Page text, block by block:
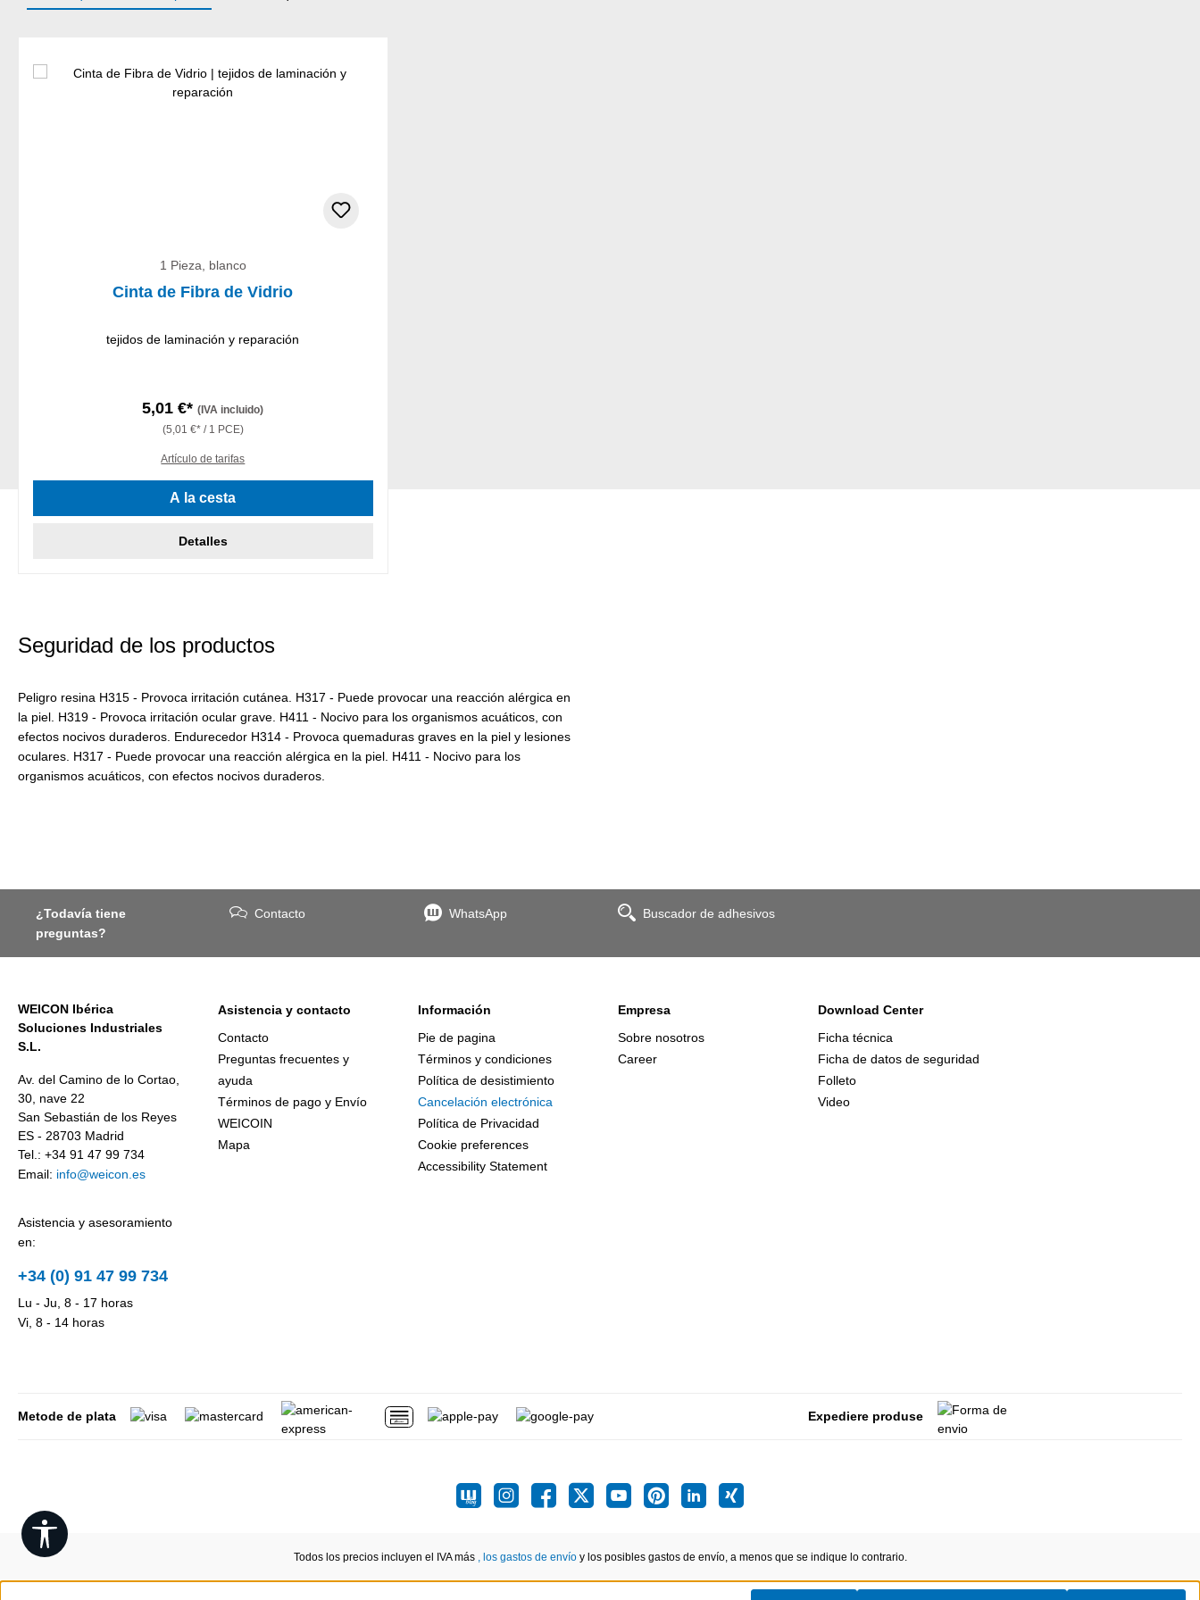
1 Pieza, blanco
Cinta de Fibra de Vidrio
tejidos de laminación y reparación
5,01 €*(IVA incluido)
(5,01 €* / 1 PCE)
Artículo de tarifas
A la cesta
Detalles
Seguridad de los productos
Peligro resina H315 - Provoca irritación cutánea. H317 - Puede provocar una reacción alérgica en
la piel. H319 - Provoca irritación ocular grave. H411 - Nocivo para los organismos acuáticos, con
efectos nocivos duraderos. Endurecedor H314 - Provoca quemaduras graves en la piel y lesiones
oculares. H317 - Puede provocar una reacción alérgica en la piel. H411 - Nocivo para los
organismos acuáticos, con efectos nocivos duraderos.
¿Todavía tiene
preguntas?
Contacto WhatsApp Buscador de adhesivos
WEICON Ibérica
Soluciones Industriales
S.L.
Av. del Camino de lo Cortao,
30, nave 22
San Sebastián de los Reyes
ES - 28703 Madrid
Tel.: +34 91 47 99 734
Email: info@weicon.es
Asistencia y asesoramiento
en:
+34 (0) 91 47 99 734
Lu - Ju, 8 - 17 horas
Vi, 8 - 14 horas
Asistencia y contacto
Contacto
Preguntas frecuentes y
ayuda
Términos de pago y Envío
WEICOIN
Mapa
Información
Pie de pagina
Términos y condiciones
Política de desistimiento
Cancelación electrónica
Política de Privacidad
Cookie preferences
Accessibility Statement
Empresa
Sobre nosotros
Career
Download Center
Ficha técnica
Ficha de datos de seguridad
Folleto
Video
Metode de plata Expediere produse
Todos los precios incluyen el IVA más , los gastos de envíoy los posibles gastos de envío, a menos que se indique lo contrario.
Show toolbar